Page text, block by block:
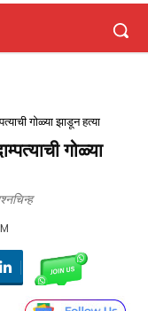
गोळ्या झाडून हत्या
गोळ्या